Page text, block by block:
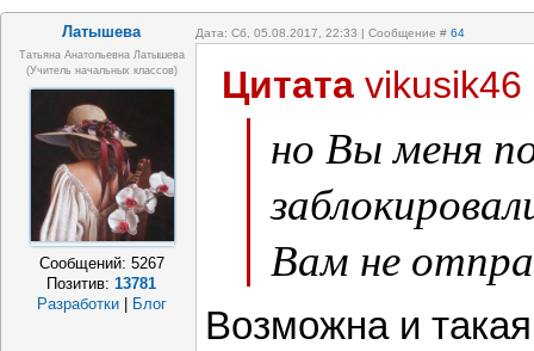
Латышева Дата: Сб, 05.08.2017, 22:33 | Сообщение # 64
Татьяна Анатольевна Латышева
(учитель начальных классов)
Сообщений: 5267
Позитив:13781
Разработки
Блог
Цитата vikusik46
но Вы меня
Вам не
Возможна и